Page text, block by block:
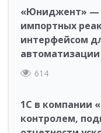
«Юниджент» —
импортных
интерфейсом
автоматизации
614
1С в компании
контролем,